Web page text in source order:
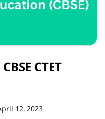
CTET
12, 2023